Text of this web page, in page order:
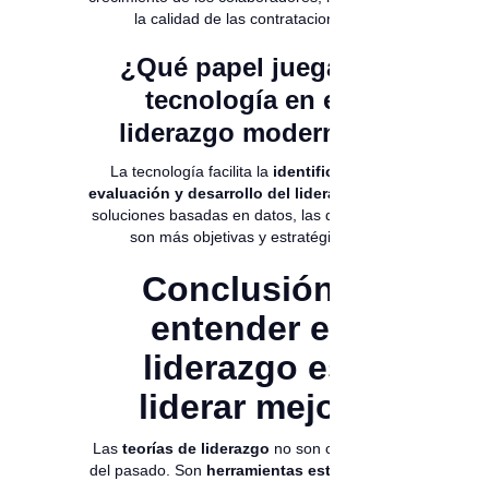
la calidad de las contrataciones.
¿Qué papel juega la
tecnología en el
liderazgo moderno?
La tecnología facilita la identificación,
evaluación y desarrollo del liderazgo
soluciones basadas en datos, las decisiones
son más objetivas y estratégicas.
Conclusión:
entender el
liderazgo es
liderar mejor
Las teorías de liderazgo no son conceptos
del pasado. Son herramientas estratégicas